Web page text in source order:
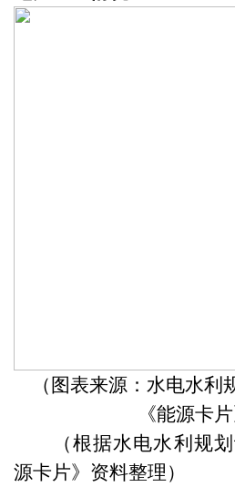
（图表来源：水电水利
《能源卡片
（根据水电水利规
源卡片》资料整理 ）